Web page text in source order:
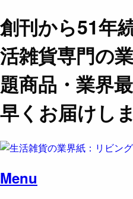
創刊から51年
活雑貨専門の
題商品・業界
早くお届けしま
Menu